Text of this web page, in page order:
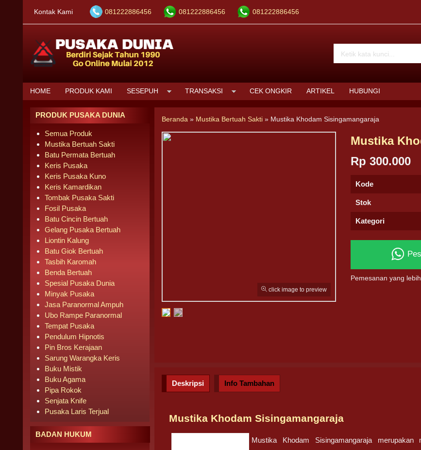
Kontak Kami 081222886456 081222886456 081222886456
HOME PRODUK KAMI SESEPUH TRANSAKSI CEK ONGKIR ARTIKEL HUBUNGI
Beranda » Mustika Bertuah Sakti » Mustika Khodam Sisingamangaraja
click image to preview
Mustika
Rp 300.000
Kode
Stok
Kategori
Pemesanan yang
Deskripsi Info Tambahan
Mustika Khodam Sisingamangaraja
Mustika Khodam Sisingamangaraja
PRODUK PUSAKA DUNIA
Semua Produk
Mustika Bertuah Sakti
Batu Permata Bertuah
Keris Pusaka
Keris Pusaka Kuno
Keris Kamardikan
Tombak Pusaka Sakti
Fosil Pusaka
Batu Cincin Bertuah
Gelang Pusaka Bertuah
Liontin Kalung
Batu Giok Bertuah
Tasbih Karomah
Benda Bertuah
Spesial Pusaka Dunia
Minyak Pusaka
Jasa Paranormal Ampuh
Ubo Rampe Paranormal
Tempat Pusaka
Pendulum Hipnotis
Pin Bros Kerajaan
Sarung Warangka Keris
Buku Mistik
Buku Agama
Pipa Rokok
Senjata Knife
Pusaka Laris Terjual
BADAN HUKUM